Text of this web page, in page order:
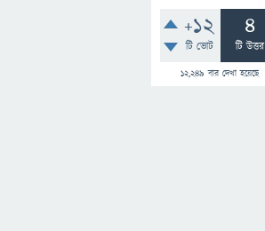
+12
টি ভোট
4
টি উত্তর
12,249 বার দেখা হয়েছে